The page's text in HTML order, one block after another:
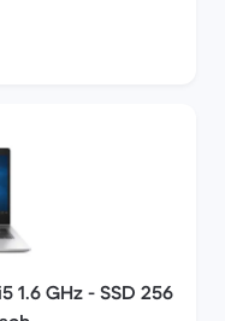
1.6 GHz - SSD 256